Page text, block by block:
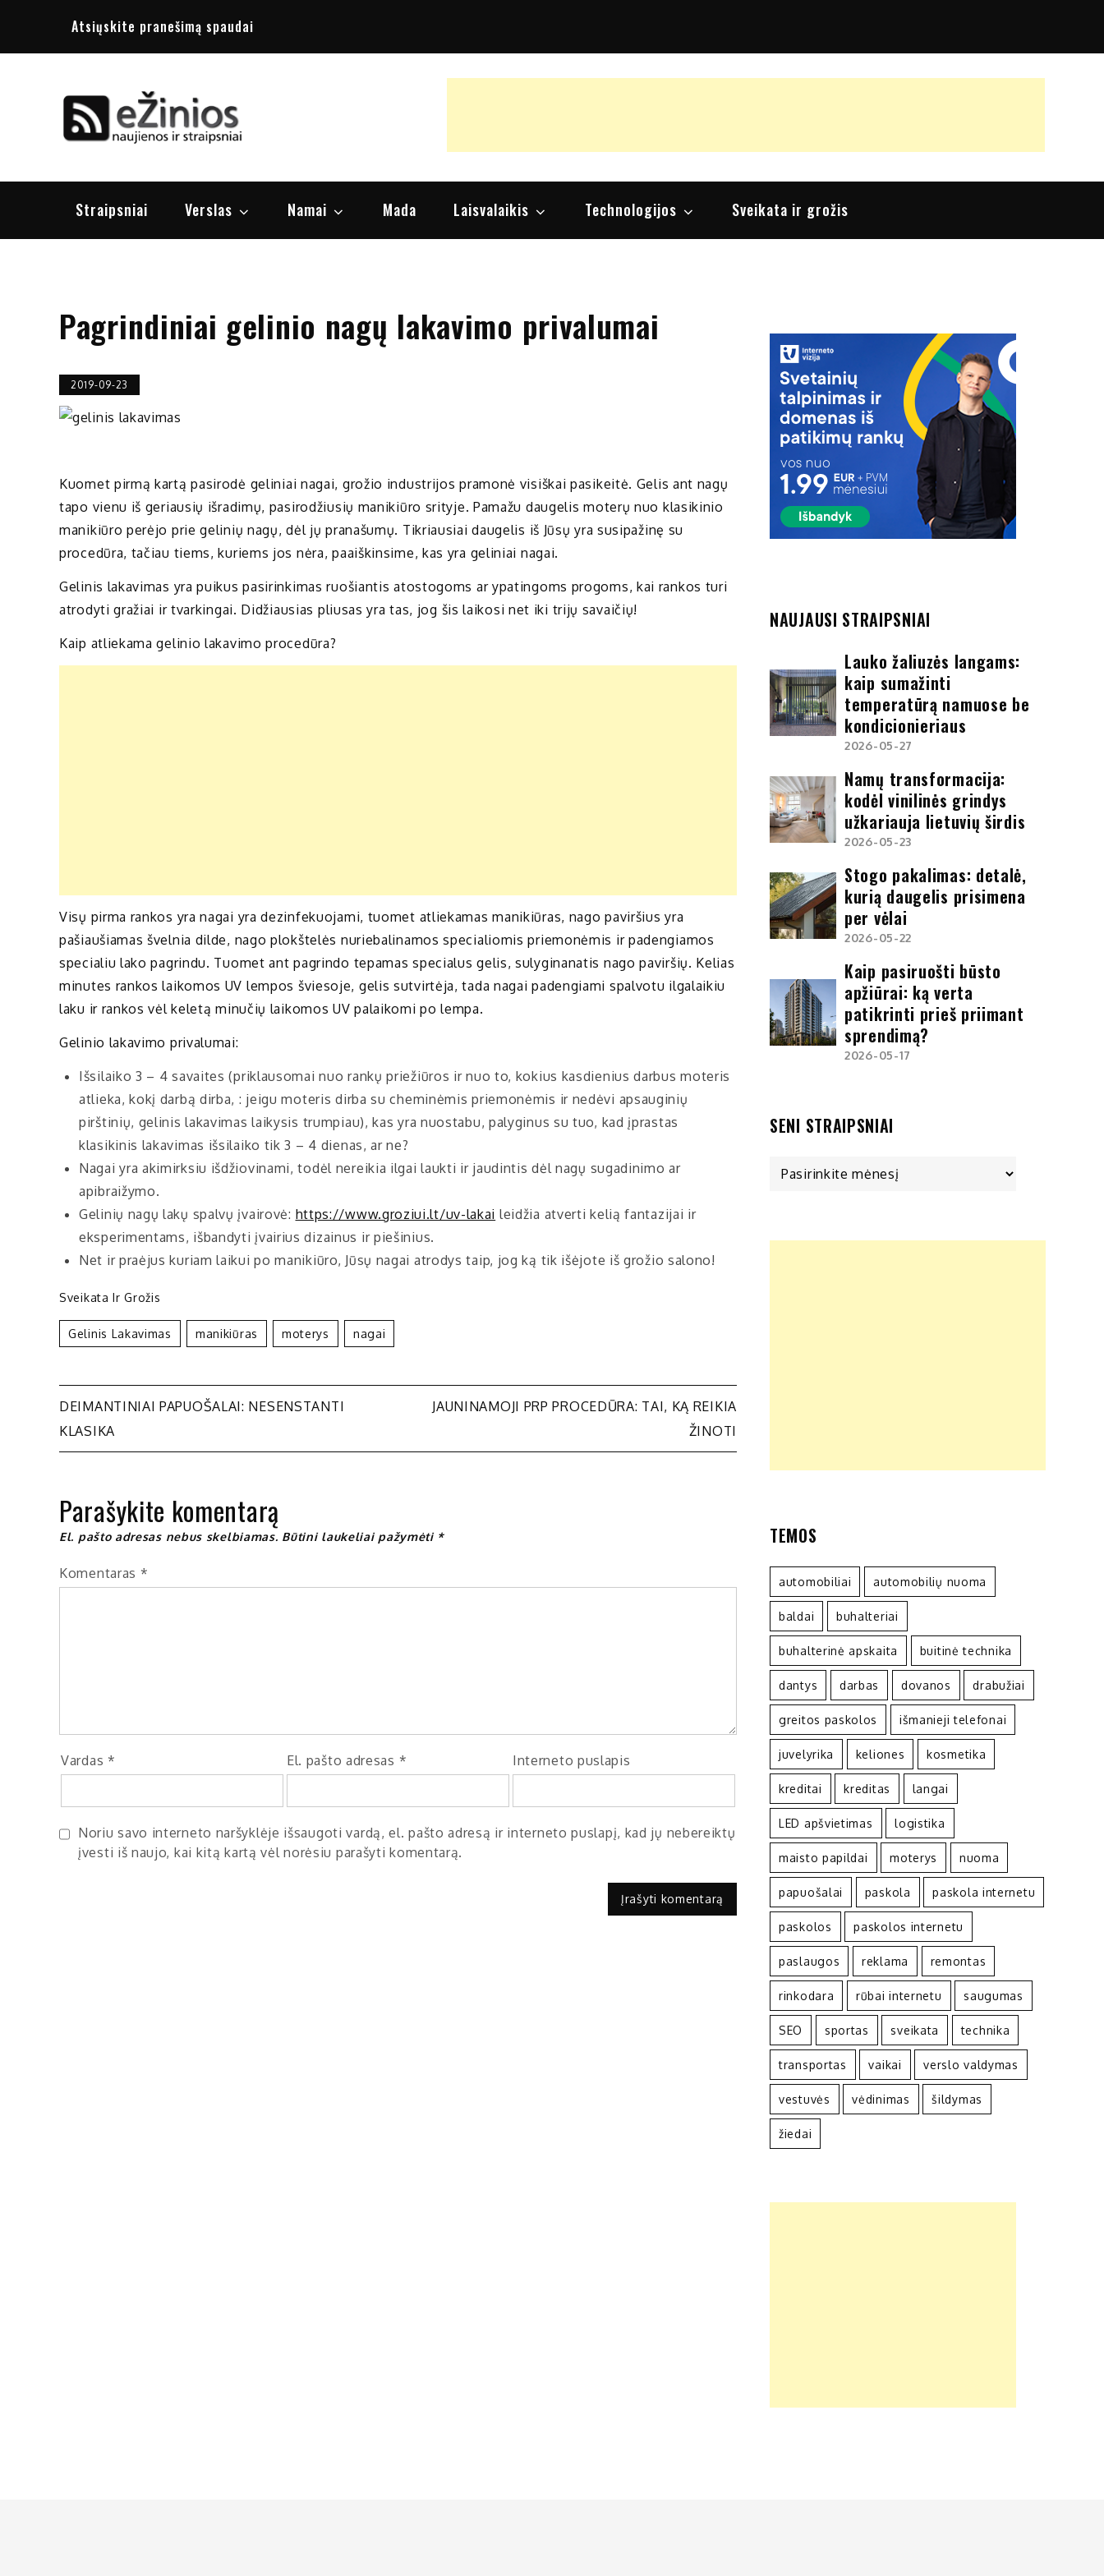
Atsiųskite pranešimą spaudai
Straipsniai Verslas Namai Mada Laisvalaikis Technologijos Sveikata ir grožis
Pagrindiniai gelinio nagų lakavimo privalumai
2019-09-23
Kuomet pirmą kartą pasirodė geliniai nagai, grožio industrijos pramonė visiškai pasikeitė. Gelis ant nagų
tapo vienu iš geriausių išradimų, pasirodžiusių manikiūro srityje. Pamažu daugelis moterų nuo klasikinio
manikiūro perėjo prie gelinių nagų, dėl jų pranašumų. Tikriausiai daugelis iš Jūsų yra susipažinę su
procedūra, tačiau tiems, kuriems jos nėra, paaiškinsime, kas yra geliniai nagai.
Gelinis lakavimas yra puikus pasirinkimas ruošiantis atostogoms ar ypatingoms progoms, kai rankos turi
atrodyti gražiai ir tvarkingai. Didžiausias pliusas yra tas, jog šis laikosi net iki trijų savaičių!
Kaip atliekama gelinio lakavimo procedūra?
Visų pirma rankos yra nagai yra dezinfekuojami, tuomet atliekamas manikiūras, nago paviršius yra
pašiaušiamas švelnia dilde, nago plokštelės nuriebalinamos specialiomis priemonėmis ir padengiamos
specialiu lako pagrindu. Tuomet ant pagrindo tepamas specialus gelis, sulyginanatis nago paviršių. Kelias
minutes rankos laikomos UV lempos šviesoje, gelis sutvirtėja, tada nagai padengiami spalvotu ilgalaikiu
laku ir rankos vėl keletą minučių laikomos UV palaikomi po lempa.
Gelinio lakavimo privalumai:
Išsilaiko 3 – 4 savaites (priklausomai nuo rankų priežiūros ir nuo to, kokius kasdienius darbus moteris
atlieka, kokį darbą dirba, : jeigu moteris dirba su cheminėmis priemonėmis ir nedėvi apsauginių
pirštinių, gelinis lakavimas laikysis trumpiau), kas yra nuostabu, palyginus su tuo, kad įprastas
klasikinis lakavimas išsilaiko tik 3 – 4 dienas, ar ne?
Nagai yra akimirksiu išdžiovinami, todėl nereikia ilgai laukti ir jaudintis dėl nagų sugadinimo ar
apibraižymo.
Gelinių nagų lakų spalvų įvairovė: https://www.groziui.lt/uv-lakai leidžia atverti kelią fantazijai ir
eksperimentams, išbandyti įvairius dizainus ir piešinius.
Net ir praėjus kuriam laikui po manikiūro, Jūsų nagai atrodys taip, jog ką tik išėjote iš grožio salono!
Sveikata Ir Grožis
Gelinis Lakavimas Manikiūras Moterys Nagai
Navigacija
tarp
įrašų
DEIMANTINIAI PAPUOŠALAI: NESENSTANTI
KLASIKA
JAUNINAMOJI PRP PROCEDŪRA: TAI, KĄ REIKIA
ŽINOTI
Parašykite komentarą
El. pašto adresas nebus skelbiamas. Būtini laukeliai pažymėti *
Komentaras *
Vardas * El. pašto adresas * Interneto puslapis
Noriu savo interneto naršyklėje išsaugoti vardą, el. pašto adresą ir interneto puslapį, kad jų nebereiktų
įvesti iš naujo, kai kitą kartą vėl norėsiu parašyti komentarą.
NAUJAUSI STRAIPSNIAI
Lauko žaliuzės langams:
kaip sumažinti
temperatūrą namuose be
kondicionieriaus
2026-05-27
Namų transformacija:
kodėl vinilinės grindys
užkariauja lietuvių širdis
2026-05-23
Stogo pakalimas: detalė,
kurią daugelis prisimena
per vėlai
2026-05-22
Kaip pasiruošti būsto
apžiūrai: ką verta
patikrinti prieš priimant
sprendimą?
2026-05-17
SENI STRAIPSNIAI
TEMOS
automobiliai automobilių nuoma
baldai buhalteriai
buhalterinė apskaita buitinė technika
dantys darbas dovanos drabužiai
greitos paskolos išmanieji telefonai
juvelyrika keliones kosmetika
kreditai kreditas langai
LED apšvietimas logistika
maisto papildai moterys nuoma
papuošalai paskola paskola internetu
paskolos paskolos internetu
paslaugos reklama remontas
rinkodara rūbai internetu saugumas
SEO sportas sveikata technika
transportas vaikai verslo valdymas
vestuvės vėdinimas šildymas
žiedai